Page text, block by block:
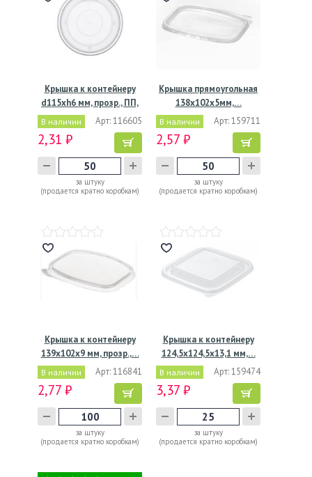
Крышка к контейнеру
d115хh6 мм, прозр., ПП,
В наличии Арт: 116605
2,31 ₽
за штуку
(продается кратно коробкам)
Крышка прямоугольная
138x102х5мм,…
В наличии Арт: 159711
2,57 ₽
за штуку
(продается кратно коробкам)
Крышка к контейнеру
139х102х9 мм, прозр.,…
В наличии Арт: 116841
2,77 ₽
за штуку
(продается кратно коробкам)
Крышка к контейнеру
124,5х124,5х13,1 мм,…
В наличии Арт: 159474
3,37 ₽
за штуку
(продается кратно коробкам)